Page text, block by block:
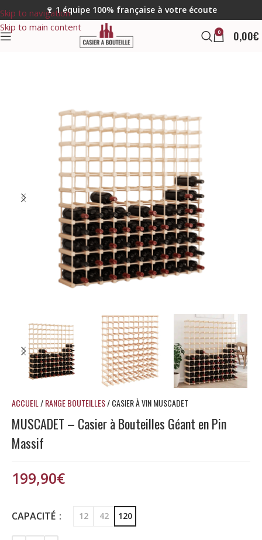
Skip to navigation
Skip to main content
🍷 1 équipe 100% française à votre écoute
0 0,00€
ACCUEIL/RANGE BOUTEILLES/CASIER À VIN MUSCADET
MUSCADET – Casier à Bouteilles Géant en Pin
Massif
199,90€
CAPACITÉ 12 42 120